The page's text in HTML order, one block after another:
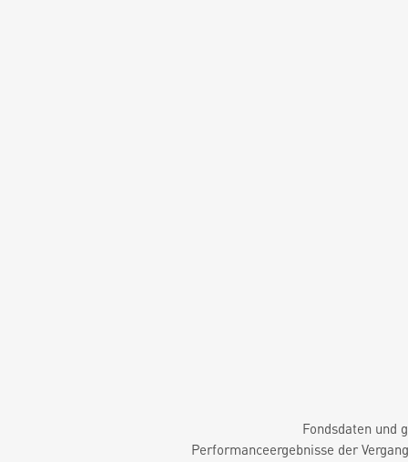
Fondsdaten und
Performanceergebnisse der